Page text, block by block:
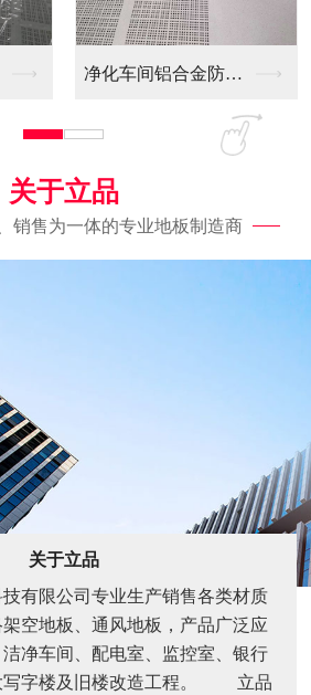
全铝防静电地板
关于立品
销售为一体的专业地板制造商
关于立品
限公司专业生产销售各类材质
空地板、通风地板，产品广泛应
净车间、配电室、监控室、银行
写字楼及旧楼改造工程。 立品